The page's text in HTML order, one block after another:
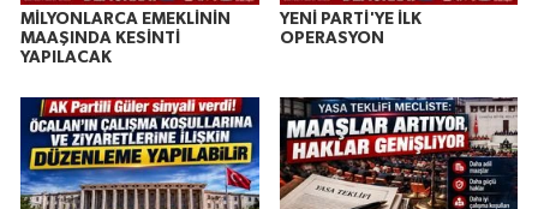
MİLYONLARCA EMEKLİNİN
MAAŞINDA KESİNTİ
YAPILACAK
YENİ PARTİ'YE İLK
OPERASYON